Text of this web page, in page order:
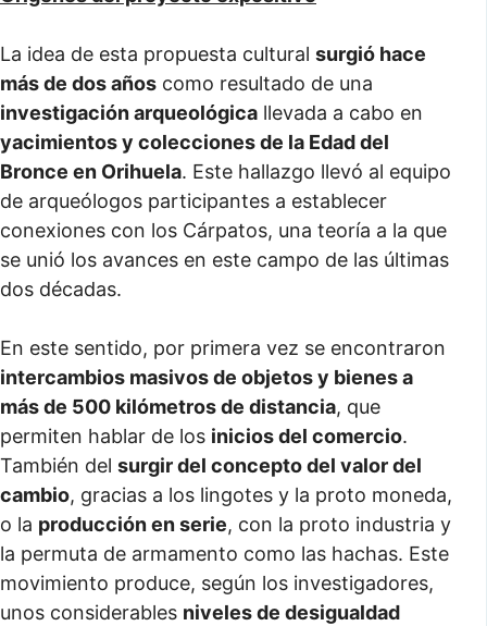
La idea de esta propuesta cultural surgió hace
más de dos años como resultado de una
investigación arqueológica llevada a cabo en
yacimientos y colecciones de la Edad del
Bronce en Orihuela. Este hallazgo llevó al equipo
de arqueólogos participantes a establecer
conexiones con los Cárpatos, una teoría a la que
se unió los avances en este campo de las últimas
dos décadas.
En este sentido, por primera vez se encontraron
intercambios masivos de objetos y bienes a
más de 500 kilómetros de distancia, que
permiten hablar de los inicios del comercio.
También del surgir del concepto del valor del
cambio, gracias a los lingotes y la proto moneda,
o la producción en serie, con la proto industria y
la permuta de armamento como las hachas. Este
movimiento produce, según los investigadores,
unos considerables niveles de desigualdad